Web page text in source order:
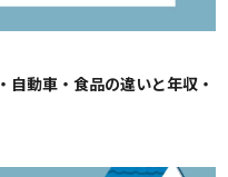
動車・食品の違いと年収・